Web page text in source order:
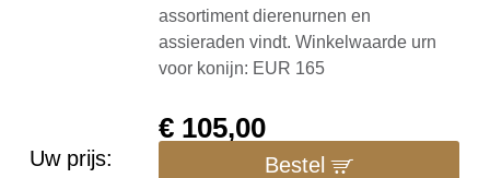
assortiment dierenurnen en
assieraden vindt. Winkelwaarde urn
voor konijn: EUR 165
Uw prijs:
€ 105,00
Bestel